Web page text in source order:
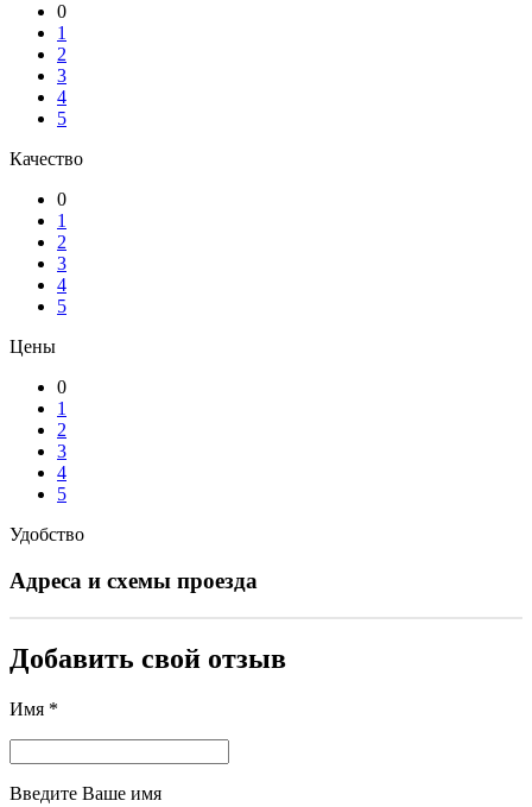
0
1
2
3
4
5
Качество
0
1
2
3
4
5
Цены
0
1
2
3
4
5
Удобство
Адреса и схемы проезда
Добавить свой отзыв
Имя *
Введите Ваше имя